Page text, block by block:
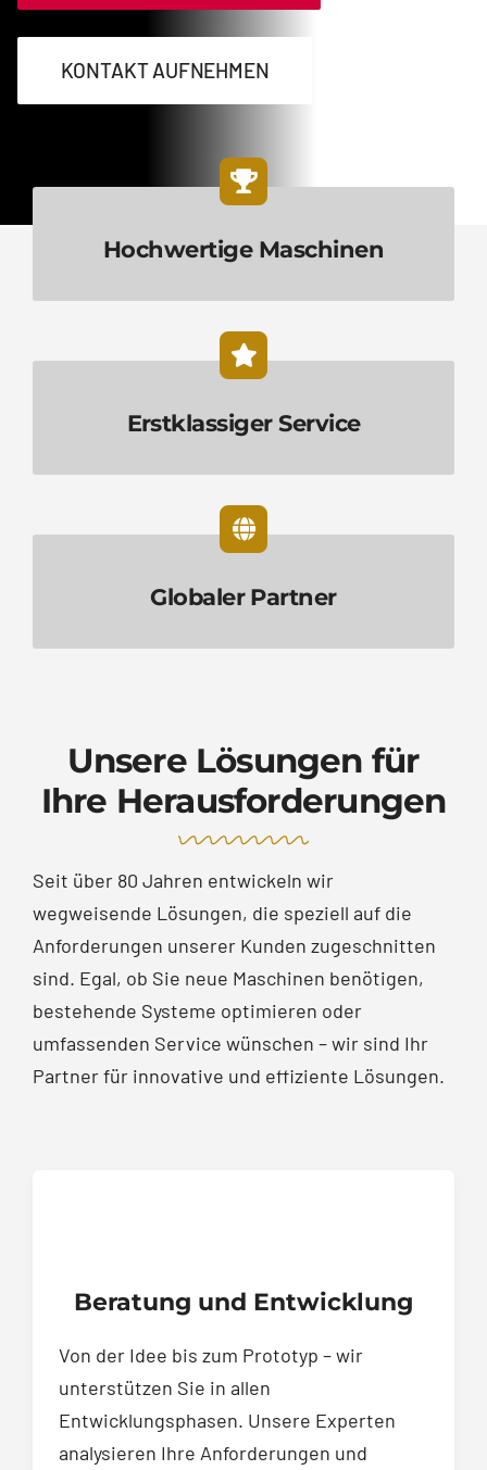
Kontakt
Deutsch
KONTAKT AUFNEHMEN
Hochwertige Maschinen
Erstklassiger Service
Globaler Partner
Unsere Lösungen für
Ihre Herausforderungen
Seit über 80 Jahren entwickeln wir
wegweisende Lösungen, die speziell auf die
Anforderungen unserer Kunden zugeschnitten
sind. Egal, ob Sie neue Maschinen benötigen,
bestehende Systeme optimieren oder
umfassenden Service wünschen – wir sind Ihr
Partner für innovative und effiziente Lösungen.
Beratung und Entwicklung
Von der Idee bis zum Prototyp – wir
unterstützen Sie in allen
Entwicklungsphasen. Unsere Experten
analysieren Ihre Anforderungen und